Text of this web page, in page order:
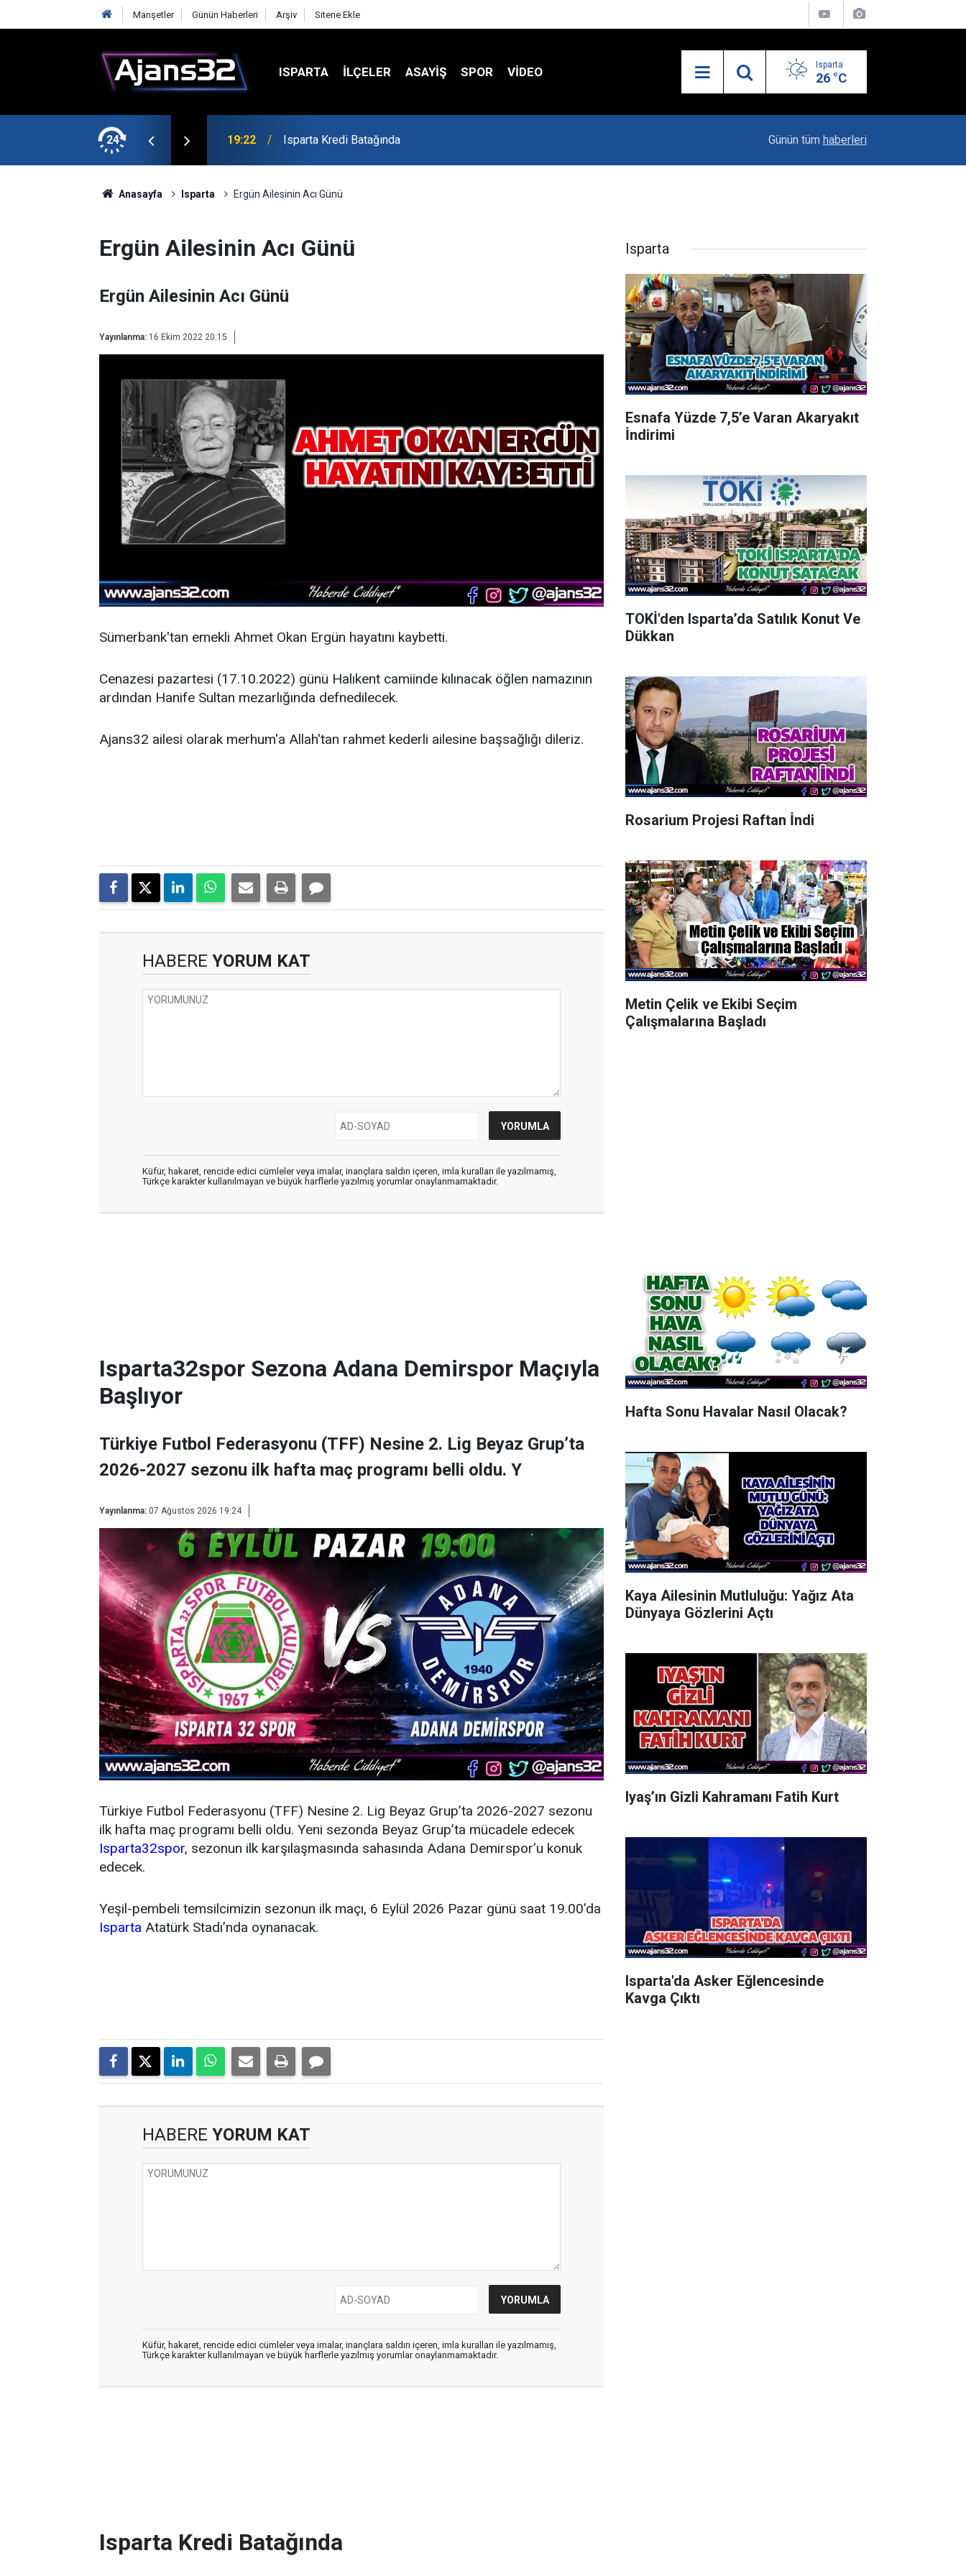
Manşetler Günün Haberleri Arşiv Sitene Ekle
ISPARTA İLÇELER ASAYİŞ SPOR VIDEO Isparta
26 °C
24
Maçıyla Başlıyor 19:22 Isparta Kredi Batağında Vali Erin: Bu İşin Kenarında Olanlara Bile Bu
Günün tüm haberleri
Anasayfa Isparta Ergün Ailesinin Acı Günü
Ergün Ailesinin Acı Günü
Ergün Ailesinin Acı Günü
Yayınlanma: 16 Ekim 2022 20:15
Sümerbank'tan emekli Ahmet Okan Ergün hayatını kaybetti.
Cenazesi pazartesi (17.10.2022) günü Halıkent camiinde kılınacak öğlen namazının
ardından Hanife Sultan mezarlığında defnedilecek.
Ajans32 ailesi olarak merhum'a Allah'tan rahmet kederli ailesine başsağlığı dileriz.
HABERE YORUM KAT
Küfür, hakaret, rencide edici cümleler veya imalar, inançlara saldırı içeren, imla kuralları ile yazılmamış,
Türkçe karakter kullanılmayan ve büyük harflerle yazılmış yorumlar onaylanmamaktadır.
Isparta32spor Sezona Adana Demirspor Maçıyla
Başlıyor
Türkiye Futbol Federasyonu (TFF) Nesine 2. Lig Beyaz Grup’ta
2026-2027 sezonu ilk hafta maç programı belli oldu. Y
Yayınlanma: 07 Ağustos 2026 19:24
Türkiye Futbol Federasyonu (TFF) Nesine 2. Lig Beyaz Grup’ta 2026-2027 sezonu
ilk hafta maç programı belli oldu. Yeni sezonda Beyaz Grup’ta mücadele edecek
Isparta32spor, sezonun ilk karşılaşmasında sahasında Adana Demirspor’u konuk
edecek.
Yeşil-pembeli temsilcimizin sezonun ilk maçı, 6 Eylül 2026 Pazar günü saat 19.00’da
Isparta Atatürk Stadı’nda oynanacak.
HABERE YORUM KAT
Küfür, hakaret, rencide edici cümleler veya imalar, inançlara saldırı içeren, imla kuralları ile yazılmamış,
Türkçe karakter kullanılmayan ve büyük harflerle yazılmış yorumlar onaylanmamaktadır.
Isparta Kredi Batağında
Isparta
Esnafa Yüzde 7,5’e Varan Akaryakıt
İndirimi
TOKİ'den Isparta’da Satılık Konut Ve
Dükkan
Rosarium Projesi Raftan İndi
Metin Çelik ve Ekibi Seçim
Çalışmalarına Başladı
Hafta Sonu Havalar Nasıl Olacak?
Kaya Ailesinin Mutluluğu: Yağız Ata
Dünyaya Gözlerini Açtı
Iyaş’ın Gizli Kahramanı Fatih Kurt
Isparta'da Asker Eğlencesinde
Kavga Çıktı